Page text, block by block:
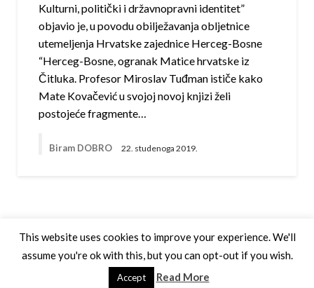
Kulturni, politički i državnopravni identitet”
objavio je, u povodu obilježavanja obljetnice
utemeljenja Hrvatske zajednice Herceg-Bosne
“Herceg-Bosne, ogranak Matice hrvatske iz
Čitluka. Profesor Miroslav Tuđman ističe kako
Mate Kovačević u svojoj novoj knjizi želi
postojeće fragmente…
Biram DOBRO 22. studenoga 2019.
Theme by Silk Themes
This website uses cookies to improve your experience. We'll
assume you're ok with this, but you can opt-out if you wish.
Accept Read More